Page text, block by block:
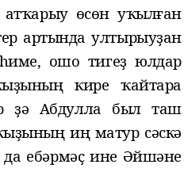
өсөн уҡылған
артында ултырыуҙан
ошо тигеҙ юлдар
кире ҡайтара
ҙә Абдулла был таш
иң матур сәскә
да ебәрмәҫ ине Әйшәне